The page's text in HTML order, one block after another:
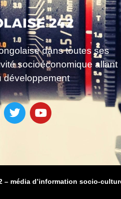
dans toutes ses
socioéconomique allant
développement
– média d’information socio-